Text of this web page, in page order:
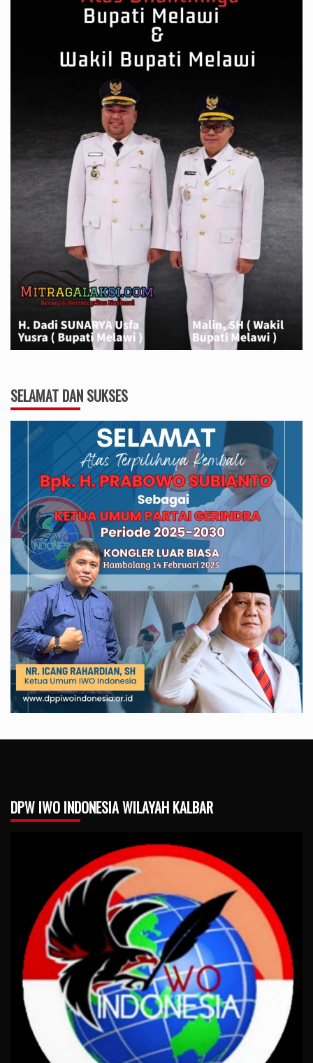
SELAMAT DAN SUKSES
DPW IWO INDONESIA WILAYAH KALBAR